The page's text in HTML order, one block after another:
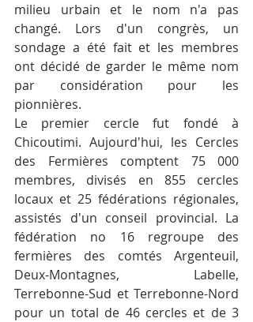
milieu urbain et le nom n'a pas
changé. Lors d'un congrès, un
sondage a été fait et les membres
ont décidé de garder le même nom
par considération pour les
pionnières.
Le premier cercle fut fondé à
Chicoutimi. Aujourd'hui, les Cercles
des Fermières comptent 75 000
membres, divisés en 855 cercles
locaux et 25 fédérations régionales,
assistés d'un conseil provincial. La
fédération no 16 regroupe des
fermières des comtés Argenteuil,
Deux-Montagnes, Labelle,
Terrebonne-Sud et Terrebonne-Nord
pour un total de 46 cercles et de 3